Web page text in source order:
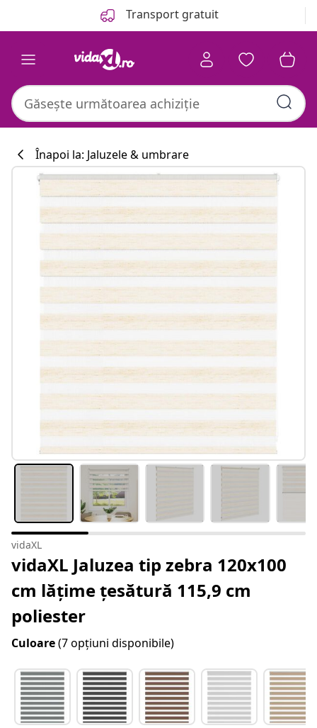
Transport gratuit
Înapoi la: Jaluzele & umbrare
vidaXL
vidaXL Jaluzea tip zebra 120x100
cm lățime țesătură 115,9 cm
poliester
Culoare(7 opțiuni disponibile)